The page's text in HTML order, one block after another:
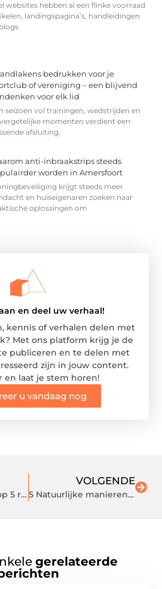
websites hebben al een flinke voorraad
landingspagina’s, handleidingen
bedrukken voor je
of vereniging – een blijvend
voor elk lid
seizoen vol trainingen, wedstrijden en
momenten verdient een
afsluiting.
anti-inbraakstrips steeds
worden in Amersfoort
krijgt steeds meer
en huiseigenaren zoeken naar
oplossingen om
en deel uw verhaal!
kennis of verhalen delen met
Met ons platform krijg je de
publiceren en te delen met
zijn in jouw content.
en laat je stem horen!
u vandaag nog
Kunstadvies: De top 5 redenen om kunst in huis op te hangen
VOLGENDE
5 Natuurlijke manieren om uw huis heerlijk te laten ruiken – Hoe DIY essentiële olie kamerparfum te
gerelateerde